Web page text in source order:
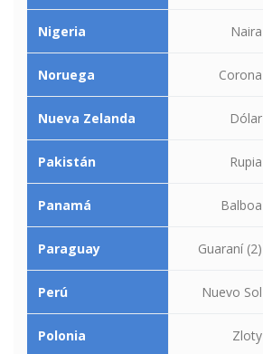
Nigeria Naira
Noruega Corona
Nueva Zelanda Dólar
Pakistán Rupia
Panamá Balboa
Paraguay Guaraní (2)
Perú Nuevo Sol
Polonia Zloty